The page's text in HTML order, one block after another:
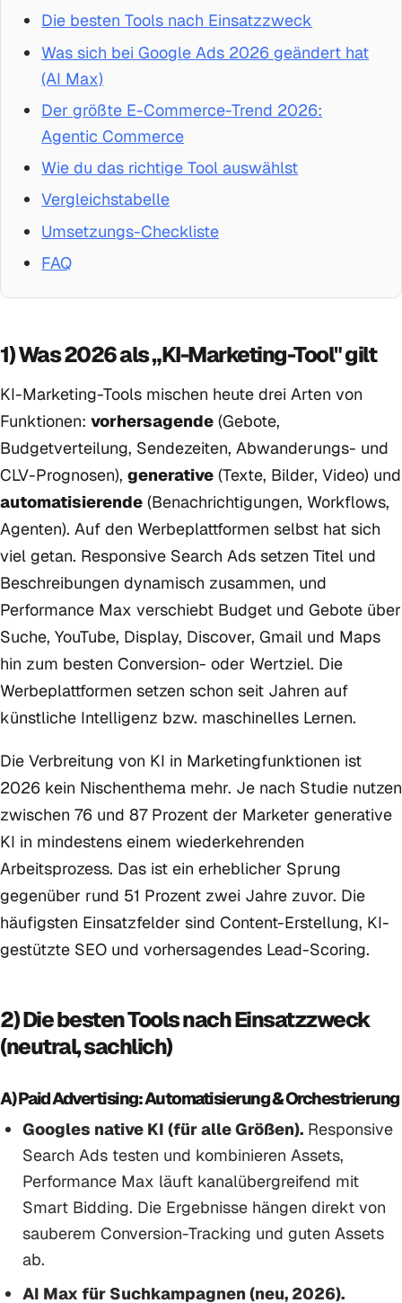
Die besten Tools nach Einsatzzweck
Was sich bei Google Ads 2026 geändert hat
(AI Max)
Der größte E-Commerce-Trend 2026:
Agentic Commerce
Wie du das richtige Tool auswählst
Vergleichstabelle
Umsetzungs-Checkliste
FAQ
1) Was 2026 als „KI-Marketing-Tool" gilt
KI-Marketing-Tools mischen heute drei Arten von
Funktionen: vorhersagende (Gebote,
Budgetverteilung, Sendezeiten, Abwanderungs- und
CLV-Prognosen), generative (Texte, Bilder, Video) und
automatisierende (Benachrichtigungen, Workflows,
Agenten). Auf den Werbeplattformen selbst hat sich
viel getan. Responsive Search Ads setzen Titel und
Beschreibungen dynamisch zusammen, und
Performance Max verschiebt Budget und Gebote über
Suche, YouTube, Display, Discover, Gmail und Maps
hin zum besten Conversion- oder Wertziel. Die
Werbeplattformen setzen schon seit Jahren auf
künstliche Intelligenz bzw. maschinelles Lernen.
Die Verbreitung von KI in Marketingfunktionen ist
2026 kein Nischenthema mehr. Je nach Studie nutzen
zwischen 76 und 87 Prozent der Marketer generative
KI in mindestens einem wiederkehrenden
Arbeitsprozess. Das ist ein erheblicher Sprung
gegenüber rund 51 Prozent zwei Jahre zuvor. Die
häufigsten Einsatzfelder sind Content-Erstellung, KI-
gestützte SEO und vorhersagendes Lead-Scoring.
2) Die besten Tools nach Einsatzzweck
(neutral, sachlich)
A) Paid Advertising: Automatisierung & Orchestrierung
Googles native KI (für alle Größen).Responsive
Search Ads testen und kombinieren Assets,
Performance Max läuft kanalübergreifend mit
Smart Bidding. Die Ergebnisse hängen direkt von
sauberem Conversion-Tracking und guten Assets
ab.
AI Max für Suchkampagnen (neu, 2026).